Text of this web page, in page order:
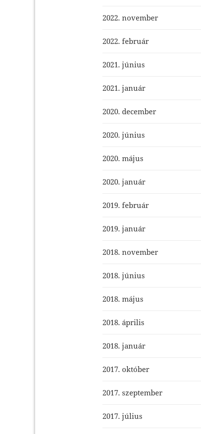
2022. november
2022. február
2021. június
2021. január
2020. december
2020. június
2020. május
2020. január
2019. február
2019. január
2018. november
2018. június
2018. május
2018. április
2018. január
2017. október
2017. szeptember
2017. július